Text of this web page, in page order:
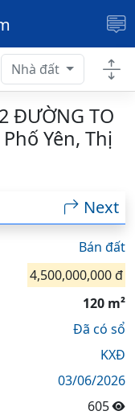
Nhà đất
ĐƯỜNG TO
Yên, Thị
Next
Bán đất
4,500,000,000 đ
120 m²
Đã có sổ
KXĐ
03/06/2026
605